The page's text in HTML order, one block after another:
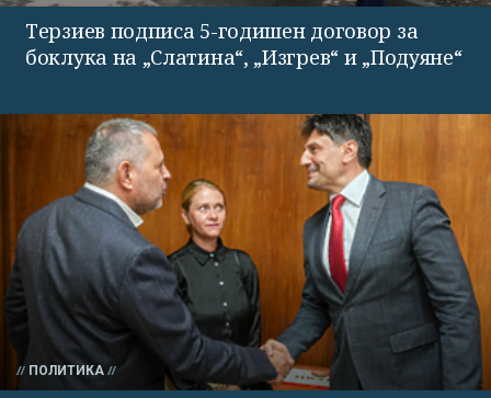
Терзиев подписа 5-годишен договор за
боклука на „Слатина“, „Изгрев“ и „Подуяне“
ПОЛИТИКА